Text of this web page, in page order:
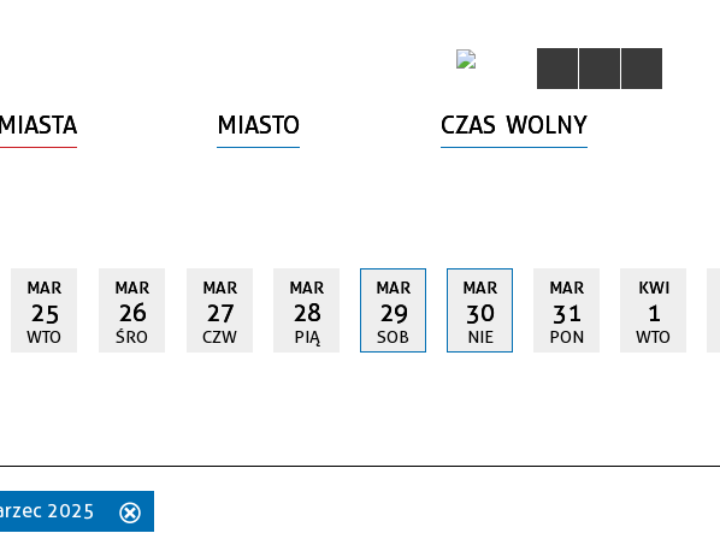
MIASTO CZAS WOLNY
MAR
25
WTO
MAR
26
ŚRO
MAR
27
CZW
MAR
28
PIĄ
MAR
29
SOB
MAR
30
NIE
MAR
31
PON
KWI
1
WTO
2025